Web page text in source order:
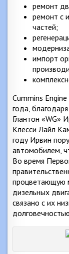
ремонт
ремонт с
частей;
импорт
Cummins
года,
Глантон «WG»
Клесси Лайл
году Ирвин
автомобилем,
Во время
процветающую
дизельных
связано с их